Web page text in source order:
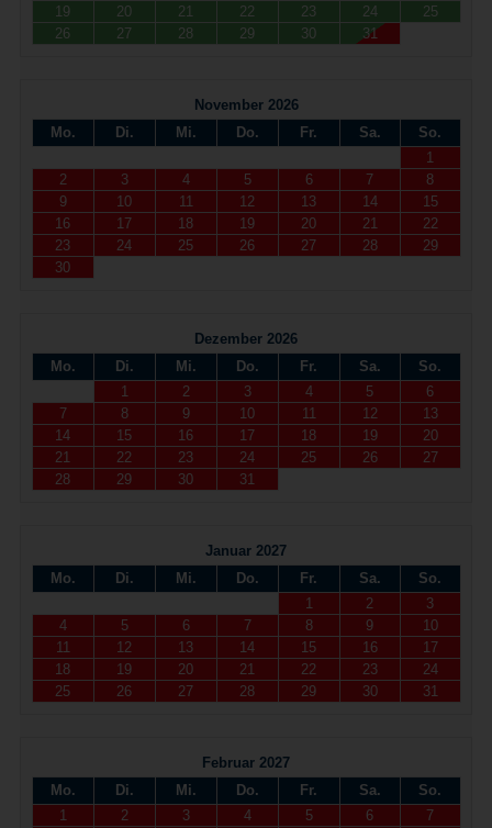
19
20 21 22 23 24
25
26
27 28 29 30 31
November 2026
Mo.
Di. Mi. Do. Fr. Sa.
So.
1
2
3 4 5 6 7
8
9
10 11 12 13 14
15
16
17 18 19 20 21
22
23
24 25 26 27 28
29
30
Dezember 2026
Mo.
Di. Mi. Do. Fr. Sa.
So.
1
2 3 4 5
6
7
8 9 10 11 12
13
14
15 16 17 18 19
20
21
22 23 24 25 26
27
28
29 30 31
Januar 2027
Mo.
Di. Mi. Do. Fr. Sa.
So.
1
2
3
4
5 6 7 8 9
10
11
12 13 14 15 16
17
18
19 20 21 22 23
24
25
26 27 28 29 30 31
Februar 2027
Mo.
Di. Mi. Do. Fr. Sa.
So.
1
2 3 4 5 6
7